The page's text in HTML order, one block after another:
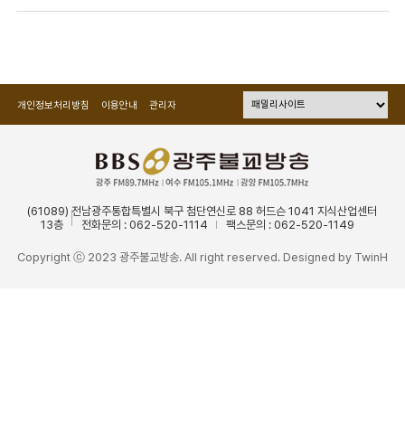
개인정보처리방침 이용안내 관리자
(61089) 전남광주통합특별시 북구 첨단연신로 88 허드슨 1041 지식산업센터
13층
전화문의 : 062-520-1114 팩스문의 : 062-520-1149
Copyright ⓒ 2023 광주불교방송. All right reserved. Designed by TwinH